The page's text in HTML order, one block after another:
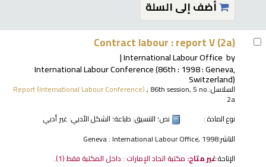
أضف إلى السلة
Contract labour : report V (2a)
by
International Labour Office
International Labour Conference(86th : 1998 : Geneva,
Switzerland)
السلاسل: Report (International Labour Conference); 86th session, 5 no.
2a
نوع المادة :
نص؛ التنسيق: طباعة؛ الشكل الأدبي: غير أدبي
الناشر:Geneva : International Labour Office, 1998
الإتاحة:غير متاح: مكتبة اتحاد الإمارات : داخل المكتبة فقط(1).